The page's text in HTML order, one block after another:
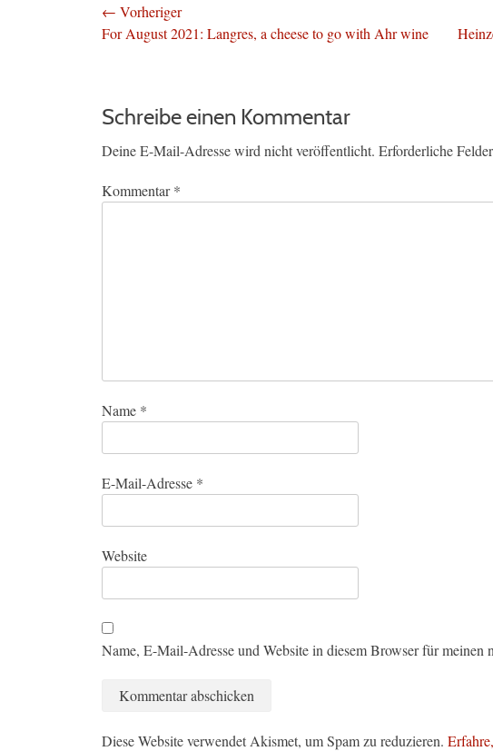
Beitragsnavigation
← Vorheriger
Vorheriger
For August 2021: Langres, a cheese to go with Ahr wine
Schreibe einen Kommentar
Deine E-Mail-Adresse wird nicht veröffentlicht. Erforderliche
Kommentar*
Name *
E-Mail-Adresse *
Website
Name, E-Mail-Adresse und Website in diesem Browser für meinen
Diese Website verwendet Akismet, um Spam zu reduzieren.